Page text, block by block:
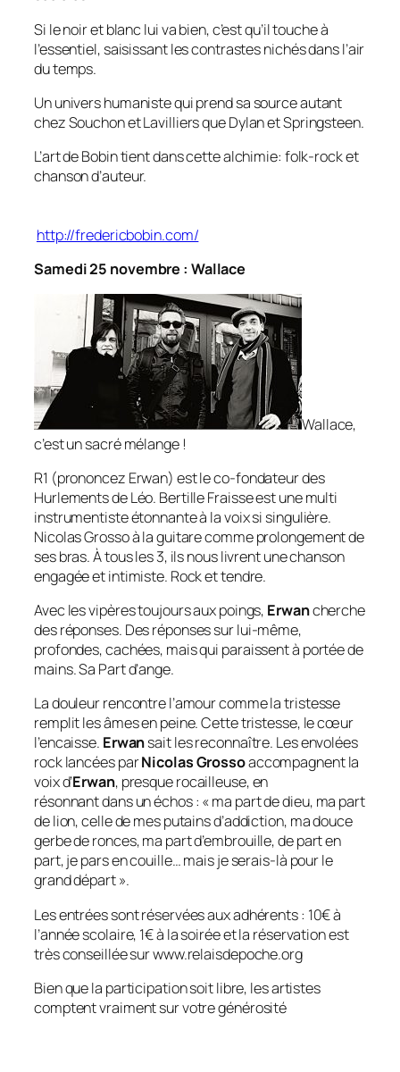
Si le noir et blanc lui va bien, c’est qu’il touche à
l’essentiel, saisissant les contrastes nichés dans l’air
du temps.
Un univers humaniste qui prend sa source autant
chez Souchon et Lavilliers que Dylan et Springsteen.
L’art de Bobin tient dans cette alchimie: folk-rock et
chanson d’auteur.
http://fredericbobin.com/
Samedi 25 novembre : Wallace
Wallace,
c’est un sacré mélange !
R1 (prononcez Erwan) est le co-fondateur des
Hurlements de Léo. Bertille Fraisse est une multi
instrumentiste étonnante à la voix si singulière.
Nicolas Grosso à la guitare comme prolongement de
ses bras. À tous les 3, ils nous livrent une chanson
engagée et intimiste. Rock et tendre.
Avec les vipères toujours aux poings, Erwancherche
des réponses. Des réponses sur lui-même,
profondes, cachées, mais qui paraissent à portée de
mains. Sa Part d’ange.
La douleur rencontre l’amour comme la tristesse
remplit les âmes en peine. Cette tristesse, le cœur
l’encaisse. Erwansait les reconnaître. Les envolées
rock lancées parNicolas Grossoaccompagnent la
voix d’Erwan, presque rocailleuse, en
résonnant dans un échos : « ma part de dieu, ma part
de lion, celle de mes putains d’addiction, ma douce
gerbe de ronces, ma part d’embrouille, de part en
part, je pars en couille… mais je serais-là pour le
grand départ ».
Les entrées sont réservées aux adhérents : 10€ à
l’année scolaire, 1€ à la soirée et la réservation est
très conseillée sur www.relaisdepoche.org
Bien que la participation soit libre, les artistes
comptent vraiment sur votre générosité